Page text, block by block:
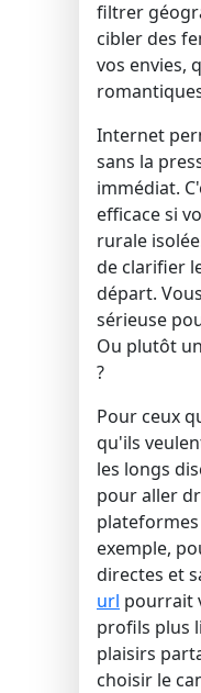
filtrer
cibler des
vos envies,
Internet
sans la
immédiat.
efficace si
rurale
de clarifier
départ.
sérieuse
Ou plutôt
?
Pour ceux
qu'ils
les longs
pour aller
plateformes
exemple,
directes et
url pourrait
profils plus
plaisirs
choisir le